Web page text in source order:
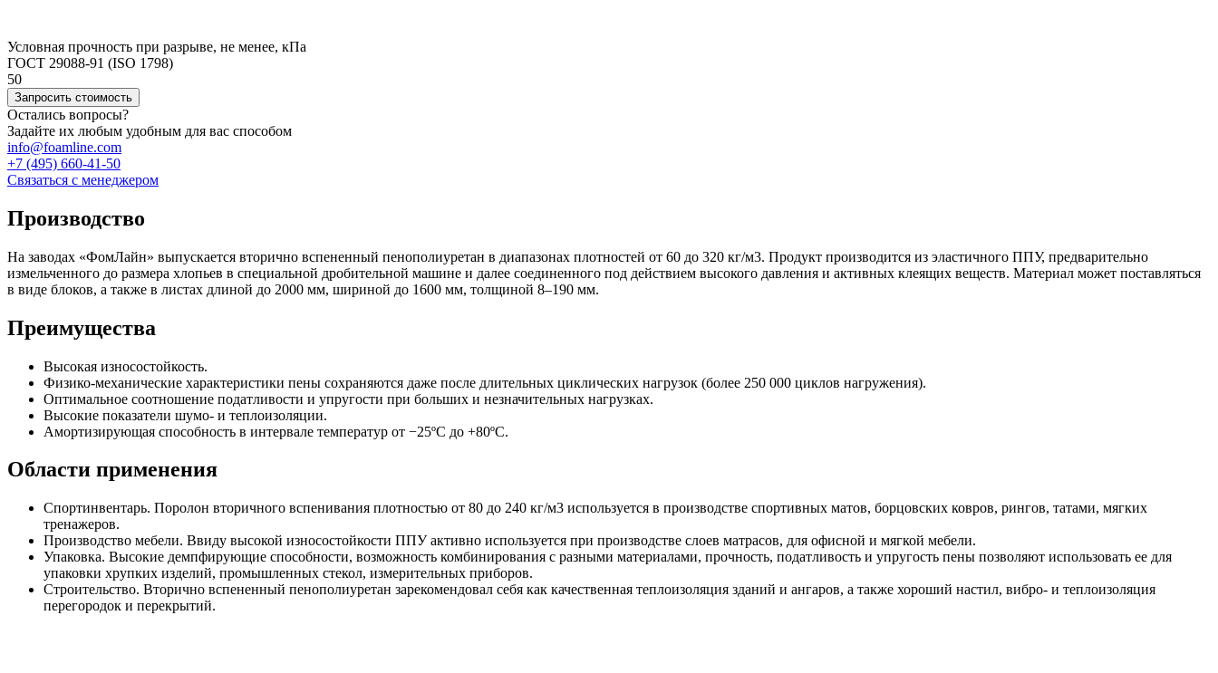
Условная прочность при разрыве, не менее, кПа
ГОСТ 29088-91 (ISO 1798)
50
Запросить стоимость
Остались вопросы?
Задайте их любым удобным для вас способом
info@foamline.com
+7 (495) 660-41-50
Связаться с менеджером
Производство
На заводах «ФомЛайн» выпускается вторично вспененный пенополиуретан в диапазонах плотностей от 60 до 320 кг/м3. Продукт производится из эластичного ППУ, предварительно
измельченного до размера хлопьев в специальной дробительной машине и далее соединенного под действием высокого давления и активных клеящих веществ. Материал может поставляться
в виде блоков, а также в листах длиной до 2000 мм, шириной до 1600 мм, толщиной 8–190 мм.
Преимущества
Высокая износостойкость.
Физико-механические характеристики пены сохраняются даже после длительных циклических нагрузок (более 250 000 циклов нагружения).
Оптимальное соотношение податливости и упругости при больших и незначительных нагрузках.
Высокие показатели шумо- и теплоизоляции.
Амортизирующая способность в интервале температур от −25ºС до +80ºС.
Области применения
Спортинвентарь. Поролон вторичного вспенивания плотностью от 80 до 240 кг/м3 используется в производстве спортивных матов, борцовских ковров, рингов, татами, мягких
тренажеров.
Производство мебели. Ввиду высокой износостойкости ППУ активно используется при производстве слоев матрасов, для офисной и мягкой мебели.
Упаковка. Высокие демпфирующие способности, возможность комбинирования с разными материалами, прочность, податливость и упругость пены позволяют использовать ее для
упаковки хрупких изделий, промышленных стекол, измерительных приборов.
Строительство. Вторично вспененный пенополиуретан зарекомендовал себя как качественная теплоизоляция зданий и ангаров, а также хороший настил, вибро- и теплоизоляция
перегородок и перекрытий.